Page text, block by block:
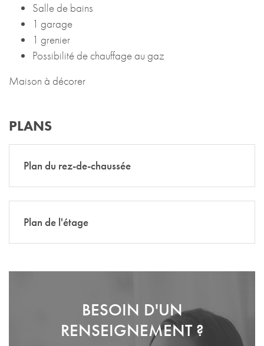
Salle de bains
1 garage
1 grenier
Possibilité de chauffage au gaz
Maison à décorer
PLANS
Plan du rez-de-chaussée
Plan de l'étage
BESOIN D'UN
RENSEIGNEMENT ?